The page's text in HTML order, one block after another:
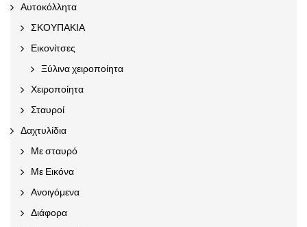
Αυτοκόλλητα
ΣΚΟΥΠΑΚΙΑ
Εικονίτσες
Ξύλινα χειροποίητα
Χειροποίητα
Σταυροί
Δαχτυλίδια
Με σταυρό
Με Εικόνα
Ανοιγόμενα
Διάφορα